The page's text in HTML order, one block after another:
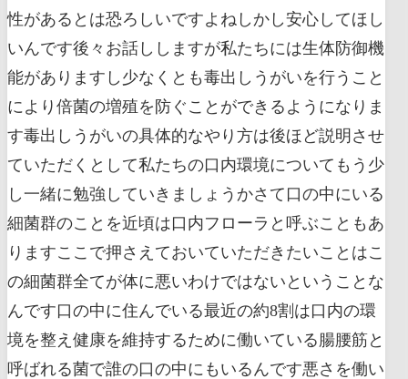
性があるとは恐ろしいですよねしかし安心してほし
いんです後々お話ししますが私たちには生体防御機
能がありますし少なくとも毒出しうがいを行うこと
により倍菌の増殖を防ぐことができるようになりま
す毒出しうがいの具体的なやり方は後ほど説明させ
ていただくとして私たちの口内環境についてもう少
し一緒に勉強していきましょうかさて口の中にいる
細菌群のことを近頃は口内フローラと呼ぶこともあ
りますここで押さえておいていただきたいことはこ
の細菌群全てが体に悪いわけではないということな
んです口の中に住んでいる最近の約8割は口内の環
境を整え健康を維持するために働いている腸腰筋と
呼ばれる菌で誰の口の中にもいるんです悪さを働い